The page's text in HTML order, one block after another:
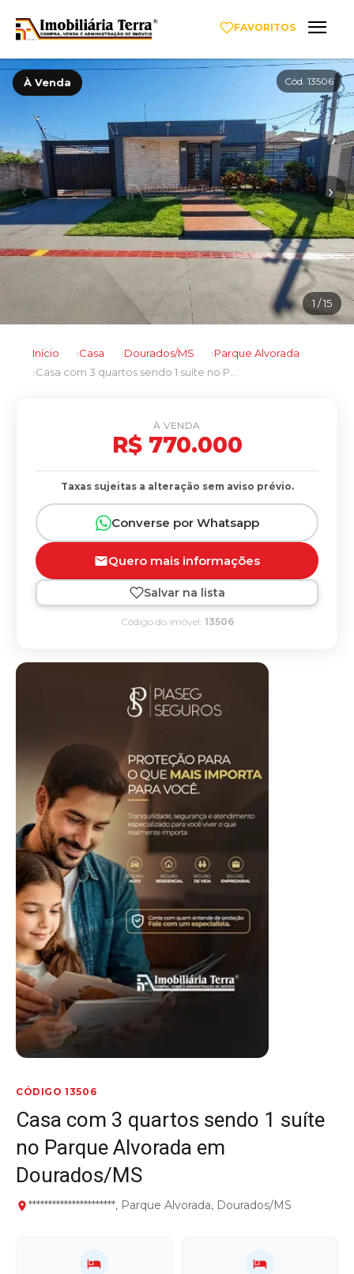
FAVORITOS
À Venda Cód. 13506
‹ ›
1 / 15
Início Casa Dourados/MS
Parque Alvorada
CÓDIGO 13506
Casa com 3 quartos sendo 1 suíte
no Parque Alvorada em
Dourados/MS
**********************, Parque Alvorada, Dourados/MS
À VENDA
R$ 770.000
Taxas sujeitas a alteração sem aviso prévio.
Converse por Whatsapp
Quero mais informações
Salvar na lista
Código do imóvel: 13506